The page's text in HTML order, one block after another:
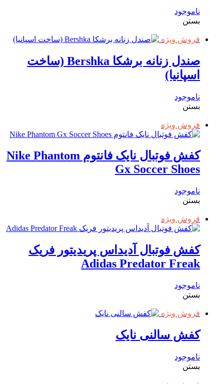
ناموجود
بستن
فروش ویژه
صندل زنانه برشکا Bershka (ساخت
اسپانیا)
ناموجود
بستن
فروش ویژه
کفش فوتبال نایک فانتوم Nike Phantom
Gx Soccer Shoes
ناموجود
بستن
فروش ویژه
کفش فوتبال آدیداس پریدیتور فریک
Adidas Predator Freak
ناموجود
بستن
فروش ویژه
کفش سالنی نایک
ناموجود
بستن